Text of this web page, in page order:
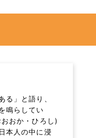
る」と語り、
鳴らしてい
おか・ひろし)
本人の中に浸